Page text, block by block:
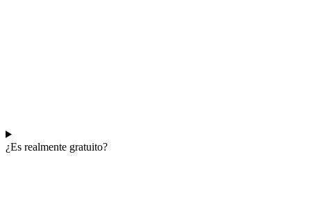
¿Es realmente gratuito?